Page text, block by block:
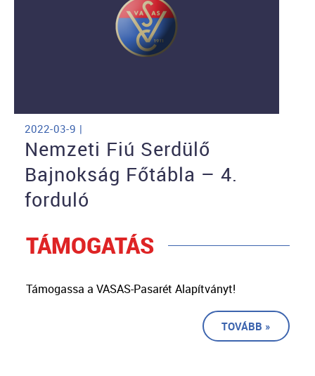
2022-03-9 |
Nemzeti Fiú Serdülő
Bajnokság Főtábla – 4.
forduló
TÁMOGATÁS
Támogassa a VASAS-Pasarét Alapítványt!
TOVÁBB »